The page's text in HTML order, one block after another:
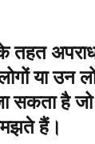
के तहत
या उन
सकता है
हैं।